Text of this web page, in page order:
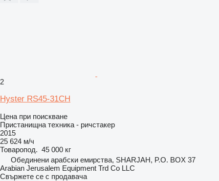
2
Hyster RS45-31CH
Цена при поискване
Пристанищна техника - ричстакер
2015
25 624 м/ч
Товаропод. 45 000 кг
Обединени арабски емирства, SHARJAH, P.O. BOX 37
Arabian Jerusalem Equipment Trd Co LLC
Свържете се с продавача